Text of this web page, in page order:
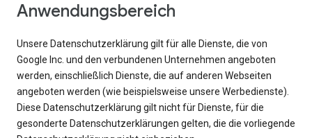
Anwendungsbereich
Unsere Datenschutzerklärung gilt für alle Dienste, die von
Google Inc. und den verbundenen Unternehmen angeboten
werden, einschließlich Dienste, die auf anderen Webseiten
angeboten werden (wie beispielsweise unsere Werbedienste).
Diese Datenschutzerklärung gilt nicht für Dienste, für die
gesonderte Datenschutzerklärungen gelten, die die vorliegende